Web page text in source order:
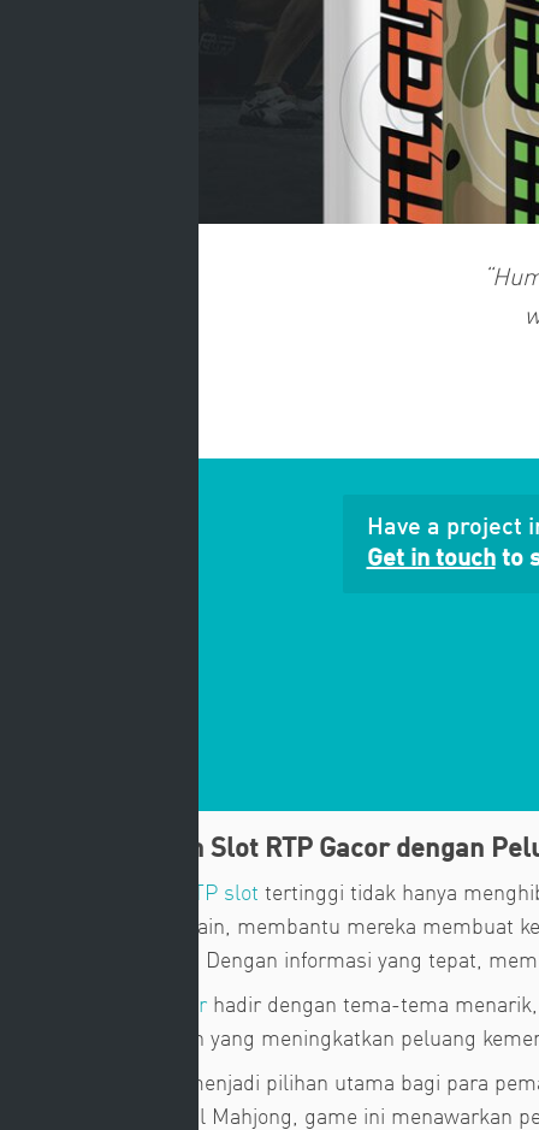
Have a project
Get in touchto
Sensasi Bermain Slot RTP Gacor dengan
RTP slot tertinggi tidak hanya
bisa diharapkan pemain, membantu mereka membuat
menang lebih sering. Dengan informasi yang tepat,
Slot Gacor hadir dengan tema-tema
fitur bonus melimpah yang meningkatkan peluang
Mahjong Slot terus menjadi pilihan utama bagi para
permainan tradisional Mahjong, game ini menawarkan